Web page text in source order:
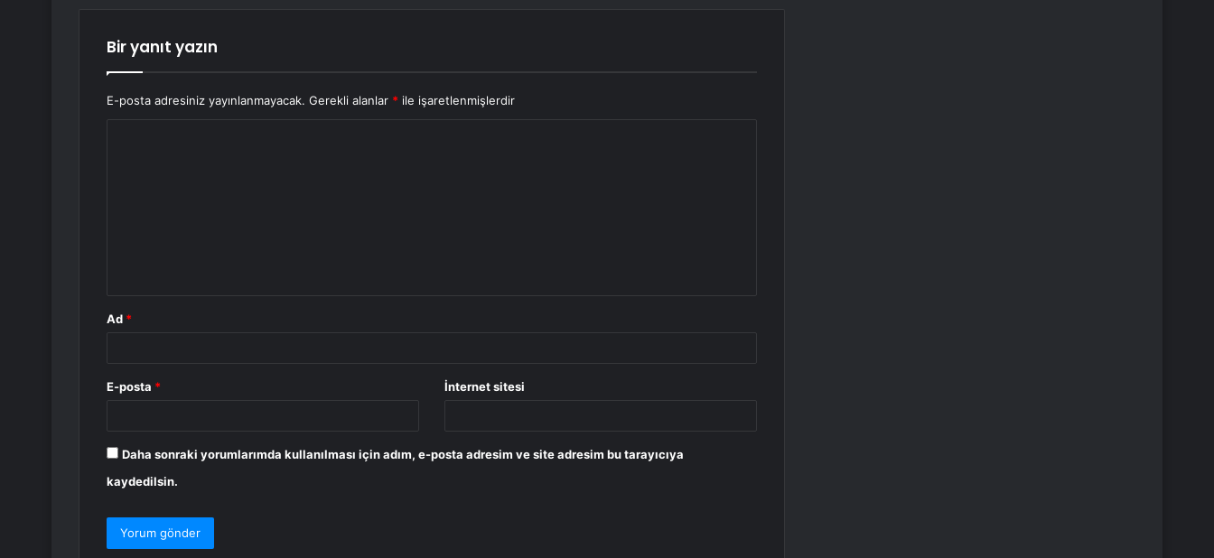
Bir yanıt yazın
E-posta adresiniz yayınlanmayacak. Gerekli alanlar * ile işaretlenmişlerdir
Ad *
E-posta * İnternet sitesi
Daha sonraki yorumlarımda kullanılması için adım, e-posta adresim ve site adresim bu tarayıcıya
kaydedilsin.